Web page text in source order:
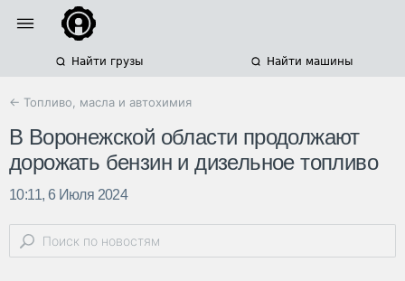
Найти грузы Найти машины
← Топливо, масла и автохимия
В Воронежской области продолжают
дорожать бензин и дизельное топливо
10:11, 6 Июля 2024